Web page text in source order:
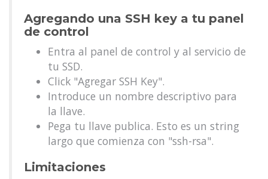
Agregando una SSH key a tu panel
de control
Entra al panel de control y al servicio de
tu SSD.
Click "Agregar SSH Key".
Introduce un nombre descriptivo para
la llave.
Pega tu llave publica. Esto es un string
largo que comienza con "ssh-rsa".
Limitaciones